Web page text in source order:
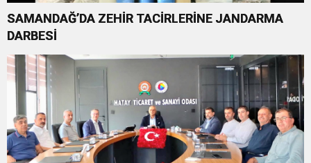
SAMANDAĞ’DA ZEHİR TACİRLERİNE JANDARMA
DARBESİ